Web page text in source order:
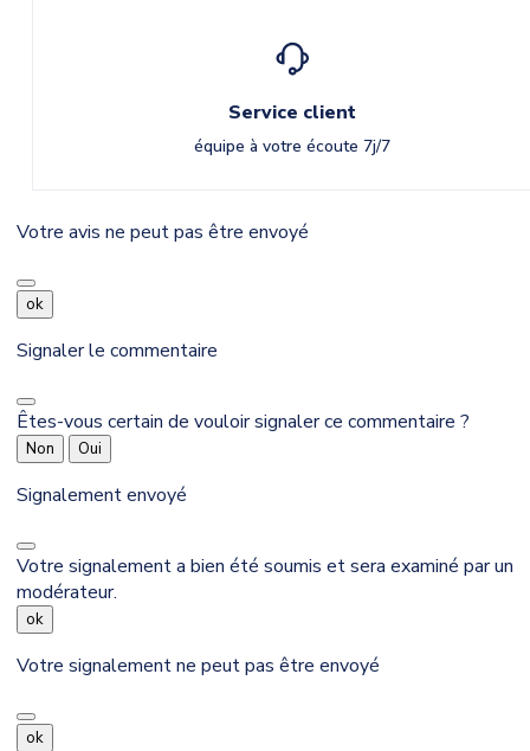
Service client
équipe à votre écoute 7j/7
Votre avis ne peut pas être envoyé
ok
Signaler le commentaire
Êtes-vous certain de vouloir signaler ce commentaire ?
Non Oui
Signalement envoyé
Votre signalement a bien été soumis et sera examiné par un
modérateur.
ok
Votre signalement ne peut pas être envoyé
ok